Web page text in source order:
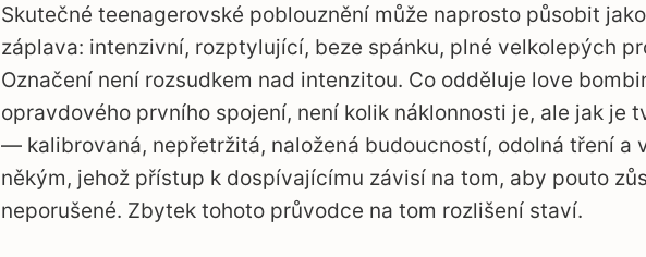
Skutečné teenagerovské poblouznění může naprosto působit jako
záplava: intenzivní, rozptylující, beze spánku, plné velkolepých
Označení není rozsudkem nad intenzitou. Co odděluje love
opravdového prvního spojení, není kolik náklonnosti je, ale jak je
— kalibrovaná, nepřetržitá, naložená budoucností, odolná tření a
někým, jehož přístup k dospívajícímu závisí na tom, aby pouto
neporušené. Zbytek tohoto průvodce na tom rozlišení staví.